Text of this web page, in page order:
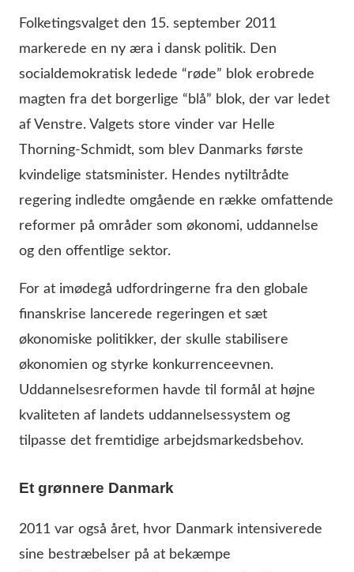
Folketingsvalget den 15. september 2011
markerede en ny æra i dansk politik. Den
socialdemokratisk ledede “røde” blok erobrede
magten fra det borgerlige “blå” blok, der var ledet
af Venstre. Valgets store vinder var Helle
Thorning-Schmidt, som blev Danmarks første
kvindelige statsminister. Hendes nytiltrådte
regering indledte omgående en række omfattende
reformer på områder som økonomi, uddannelse
og den offentlige sektor.
For at imødegå udfordringerne fra den globale
finanskrise lancerede regeringen et sæt
økonomiske politikker, der skulle stabilisere
økonomien og styrke konkurrenceevnen.
Uddannelsesreformen havde til formål at højne
kvaliteten af landets uddannelsessystem og
tilpasse det fremtidige arbejdsmarkedsbehov.
Et grønnere Danmark
2011 var også året, hvor Danmark intensiverede
sine bestræbelser på at bekæmpe